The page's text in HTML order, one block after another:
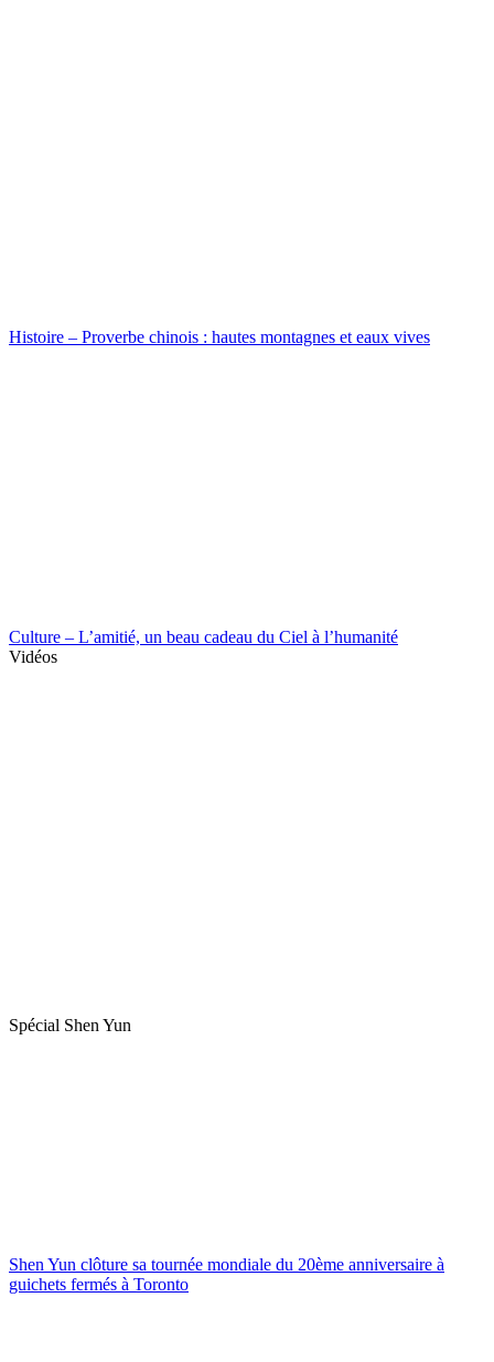
Histoire – Proverbe chinois : hautes montagnes et eaux vives
Culture – L’amitié, un beau cadeau du Ciel à l’humanité
Vidéos
Spécial Shen Yun
Shen Yun clôture sa tournée mondiale du 20ème anniversaire à
guichets fermés à Toronto